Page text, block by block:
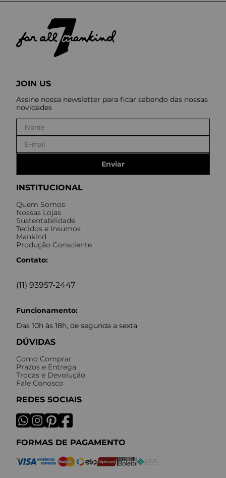
INSTITUCIONAL
Quem Somos
Nossas Lojas
Sustentabilidade
Tecidos e Insumos
Mankind
Produção Consciente
Contato:
(11) 93957-2447
Funcionamento:
Das 10h às 18h, de segunda a sexta
DÚVIDAS
Como Comprar
Prazos e Entrega
Trocas e Devolução
Fale Conosco
REDES SOCIAIS
FORMAS DE PAGAMENTO
JOIN US
Assine nossa newsletter para ficar sabendo das nossas
novidades
Enviar